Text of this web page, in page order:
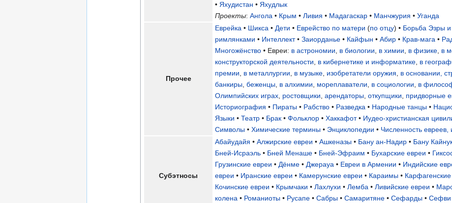
• Яхудистан • Яхудлык
Проекты: Ангола • Крым • Ливия • Мадагаскар • Манчжурия • Уганда
Прочее
Еврейка • Шикса • Дети • Еврейство по матери (по отцу) • Борьба Эзры
римлянками • Интеллект• Заиорданье • Кайфын • Абир • Крав-мага •
Многожёнство • Евреи: в астрономии, в биологии, в химии, в физике, в
конструкторской деятельности, в кибернетике и информатике, в
премии, в металлургии, в музыке, изобретатели оружия, в основании,
банкиры, беженцы, в алхимии, мореплаватели, в социологии, в
Олимпийских играх, ростовщики, арендаторы, откупщики, придворные
Историография • Пираты • Рабство • Разведка • Народные танцы •
Языки • Театр • Брак • Фольклор • Хаккафот• Иудео-христианская
Символы • Химические термины • Энциклопедии • Численность евреев,
Субэтносы
Абайудайя • Алжирские евреи • Ашкеназы • Бану ан-Надир • Бану
Бней-Исраэль • Бней Менаше • Бней-Эфраим • Бухарские евреи •
Грузинские евреи • Дёнме • Джерауа • Евреи в Армении • Индийские
евреи • Иранские евреи • Камерунские евреи • Караимы •
Кочинские евреи • Крымчаки • Лахлухи • Лемба • Ливийские евреи •
колена • Романиоты • Русапе • Сабры • Самаритяне • Сефарды • Сефви